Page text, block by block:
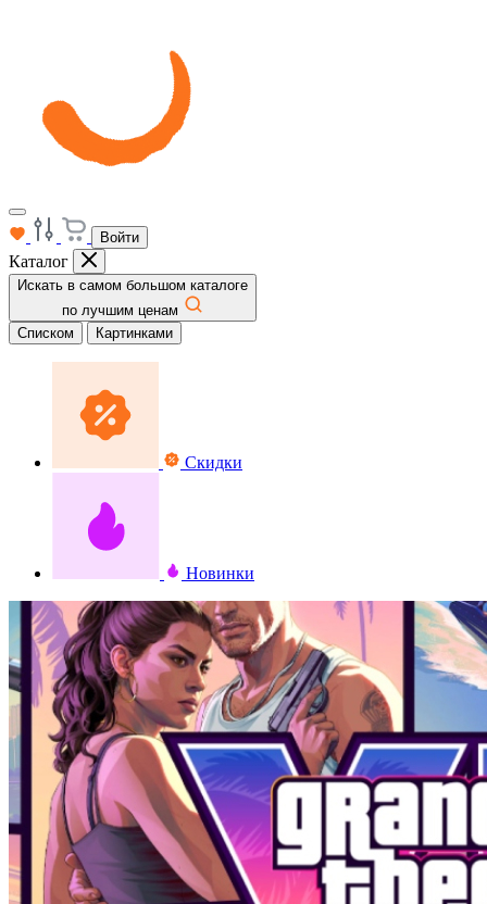
Войти
Каталог
Искать в самом большом каталоге
по лучшим ценам
Списком
Картинками
Скидки
Новинки